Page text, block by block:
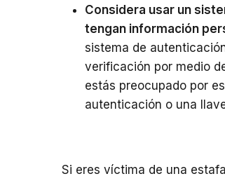
Considera usar un
tengan información
sistema de
verificación por medio
estás preocupado por
autenticación o una
Si eres víctima de una